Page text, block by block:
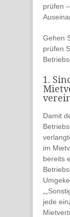
prüfen
Gehen
prüfen
1.
Damit
im
bereits
jede